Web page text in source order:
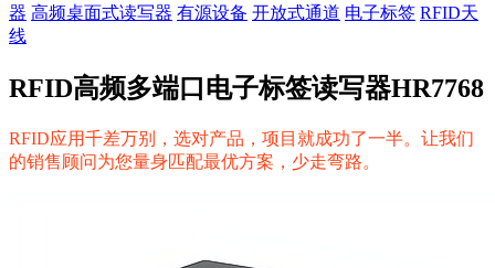
器 高频桌面式读写器 有源设备 开放式通道 电子标签 RFID天
线
RFID高频多端口电子标签读写器HR7768
RFID应用千差万别，选对产品，项目就成功了一半。让我们
的销售顾问为您量身匹配最优方案，少走弯路。